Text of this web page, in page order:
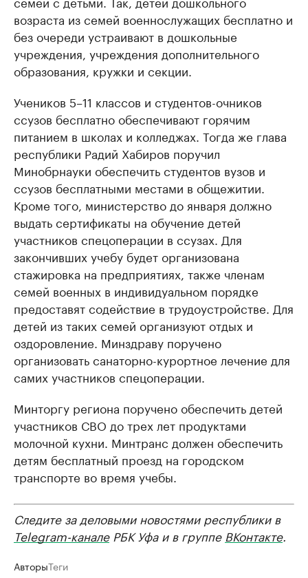
возраста из семей военнослужащих бесплатно и
без очереди устраивают в дошкольные
учреждения, учреждения дополнительного
образования, кружки и секции.
Учеников 5–11 классов и студентов-очников
ссузов бесплатно обеспечивают горячим
питанием в школах и колледжах. Тогда же глава
республики Радий Хабиров поручил
Минобрнауки обеспечить студентов вузов и
ссузов бесплатными местами в общежитии.
Кроме того, министерство до января должно
выдать сертификаты на обучение детей
участников спецоперации в ссузах. Для
закончивших учебу будет организована
стажировка на предприятиях, также членам
семей военных в индивидуальном порядке
предоставят содействие в трудоустройстве. Для
детей из таких семей организуют отдых и
оздоровление. Минздраву поручено
организовать санаторно-курортное лечение для
самих участников спецоперации.
Минторгу региона поручено обеспечить детей
участников СВО до трех лет продуктами
молочной кухни. Минтранс должен обеспечить
детям бесплатный проезд на городском
транспорте во время учебы.
Следите за деловыми новостями республики в
Telegram-каналеРБК Уфа и в группе ВКонтакте.
АвторыТеги